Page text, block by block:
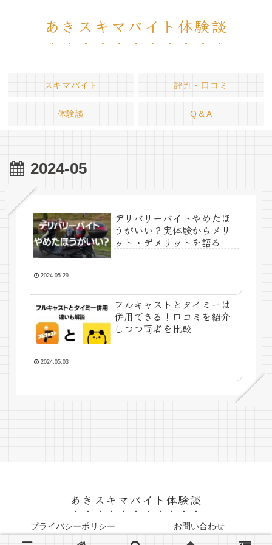
あきスキマバイト体験談
スキマバイト 評判・口コミ
体験談 Q＆A
2024-05
デリバリーバイトやめたほ
うがいい？実体験からメリ
ット・デメリットを語る
2024.05.29
フルキャストとタイミーは
併用できる！口コミを紹介
しつつ両者を比較
2024.05.03
あきスキマバイト体験談
プライバシーポリシー お問い合わせ